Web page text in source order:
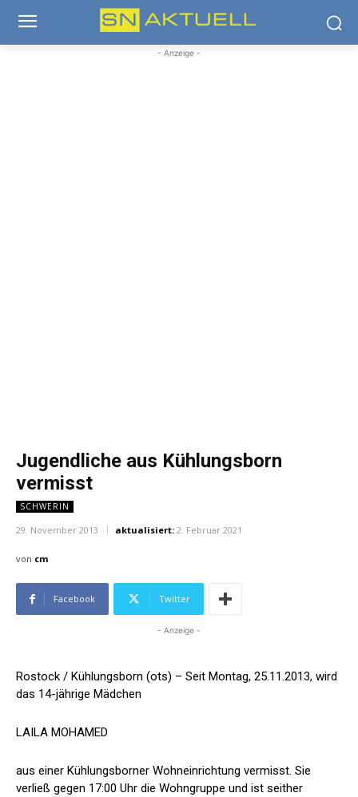
- Anzeige -
Jugendliche aus Kühlungsborn
vermisst
SCHWERIN
29. November 2013 aktualisiert: 2. Februar 2021
von cm
Facebook Twitter
- Anzeige -
Rostock / Kühlungsborn (ots) – Seit Montag, 25.11.2013, wird
das 14-jährige Mädchen
LAILA MOHAMED
aus einer Kühlungsborner Wohneinrichtung vermisst. Sie
verließ gegen 17:00 Uhr die Wohngruppe und ist seither